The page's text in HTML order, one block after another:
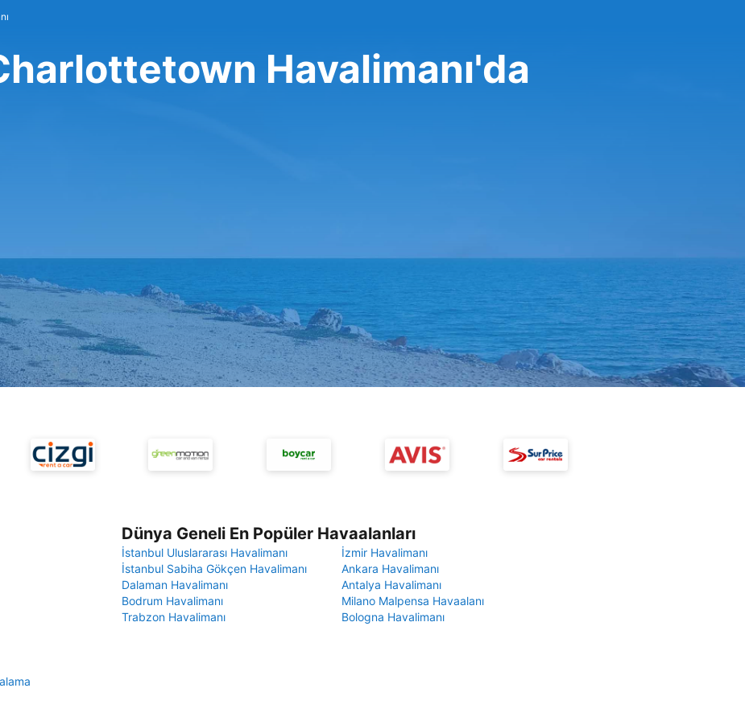
Havalimanı'da
Dünya Geneli En Popüler Havaalanları
İstanbul Uluslararası Havalimanı
İzmir Havalimanı
İstanbul Sabiha Gökçen Havalimanı
Ankara Havalimanı
Dalaman Havalimanı
Antalya Havalimanı
Bodrum Havalimanı
Milano Malpensa Havaalanı
Trabzon Havalimanı
Bologna Havalimanı